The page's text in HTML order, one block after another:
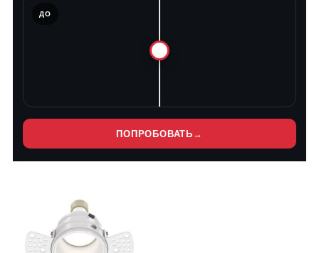
ДО
ПОПРОБОВАТЬ →